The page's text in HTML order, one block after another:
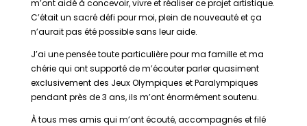
m’ont aidé à concevoir, vivre et réaliser ce projet artistique.
C’était un sacré défi pour moi, plein de nouveauté et ça
n’aurait pas été possible sans leur aide.
J’ai une pensée toute particulière pour ma famille et ma
chérie qui ont supporté de m’écouter parler quasiment
exclusivement des Jeux Olympiques et Paralympiques
pendant près de 3 ans, ils m’ont énormément soutenu.
À tous mes amis qui m’ont écouté, accompagnés et filé